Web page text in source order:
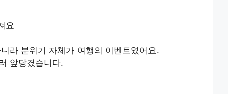
요
라 분위기 자체가 여행의 이벤트였어요.
앞당겼습니다.